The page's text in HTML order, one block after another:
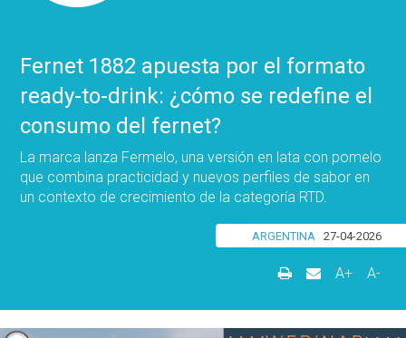
Fernet 1882 apuesta por el formato
ready-to-drink: ¿cómo se redefine el
consumo del fernet?
La marca lanza Fermelo, una versión en lata con pomelo
que combina practicidad y nuevos perfiles de sabor en
un contexto de crecimiento de la categoría RTD.
ARGENTINA 27-04-2026
A+ A-